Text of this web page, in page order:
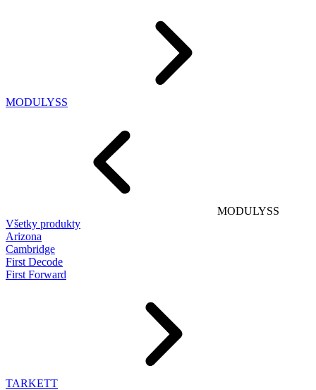
MODULYSS
MODULYSS
Všetky produkty
Arizona
Cambridge
First Decode
First Forward
TARKETT